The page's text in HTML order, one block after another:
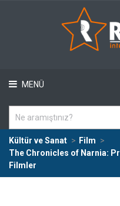
MENÜ
Kültür ve Sanat
Film
The Chronicles of Narnia:
Filmler